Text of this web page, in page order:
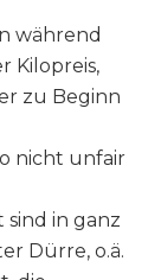
während
Kilopreis,
zu Beginn
nicht unfair
in ganz
Dürre, o.ä.